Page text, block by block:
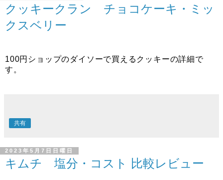
クッキークラン チョコケーキ・ミッ
クスベリー
100円ショップのダイソーで買えるクッキーの詳細で
す。
共有
2023年5月7日日曜日
キムチ 塩分・コスト 比較レビュー